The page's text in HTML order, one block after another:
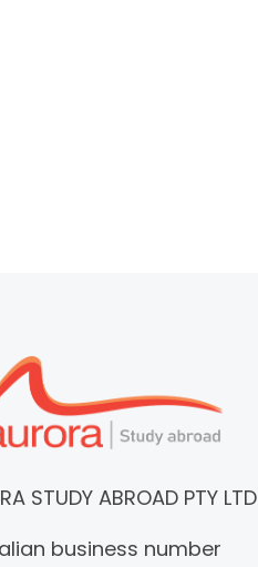
STUDY ABROAD PTY LTD
business number